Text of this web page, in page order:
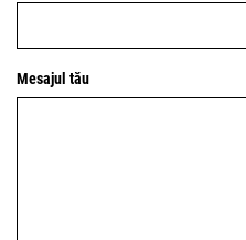
Mesajul tău